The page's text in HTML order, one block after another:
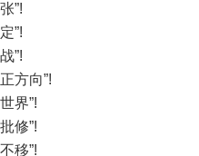
”!
”!
”!
方向”!
界”!
修”!
移”!